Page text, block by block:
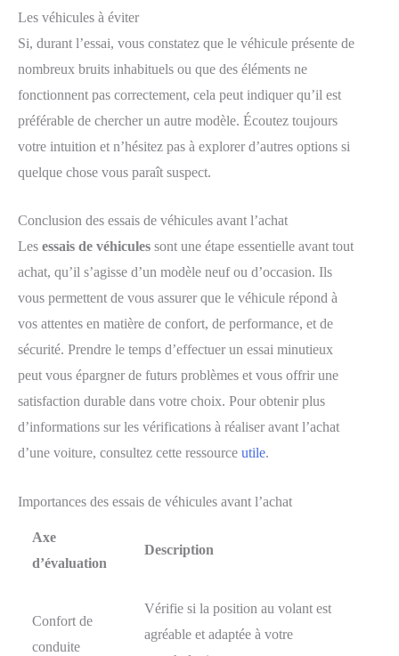
Les véhicules à éviter
Si, durant l’essai, vous constatez que le véhicule présente de
nombreux bruits inhabituels ou que des éléments ne
fonctionnent pas correctement, cela peut indiquer qu’il est
préférable de chercher un autre modèle. Écoutez toujours
votre intuition et n’hésitez pas à explorer d’autres options si
quelque chose vous paraît suspect.
Conclusion des essais de véhicules avant l’achat
Les essais de véhicules sont une étape essentielle avant tout
achat, qu’il s’agisse d’un modèle neuf ou d’occasion. Ils
vous permettent de vous assurer que le véhicule répond à
vos attentes en matière de confort, de performance, et de
sécurité. Prendre le temps d’effectuer un essai minutieux
peut vous épargner de futurs problèmes et vous offrir une
satisfaction durable dans votre choix. Pour obtenir plus
d’informations sur les vérifications à réaliser avant l’achat
d’une voiture, consultez cette ressource utile.
Importances des essais de véhicules avant l’achat
Axe
d’évaluation
Description
Confort de
conduite
Vérifie si la position au volant est
agréable et adaptée à votre